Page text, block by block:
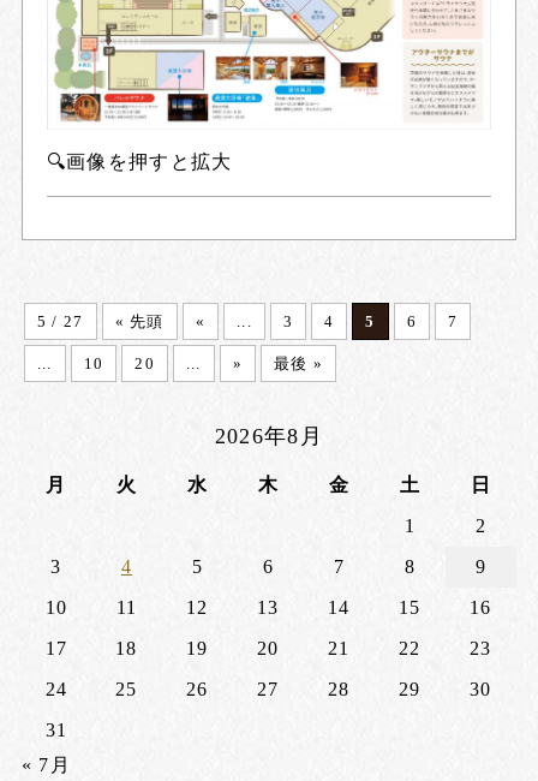
🔍画像を押すと拡大
5 / 27 « 先頭 « 3 4 5 6 7
10 20 » 最後 »
2026年8月
月 火 水 木 金 土
日
1
2
3
4 5 6 7 8
9
10
11 12 13 14 15
16
17
18 19 20 21 22
23
24
25 26 27 28 29
30
31
« 7月